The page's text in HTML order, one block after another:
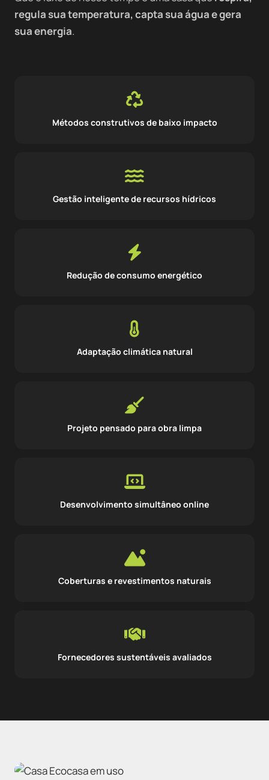
regula sua temperatura, capta sua água e gera
sua energia.
Métodos construtivos de baixo impacto
Gestão inteligente de recursos hídricos
Redução de consumo energético
Adaptação climática natural
Projeto pensado para obra limpa
Desenvolvimento simultâneo online
Coberturas e revestimentos naturais
Fornecedores sustentáveis avaliados